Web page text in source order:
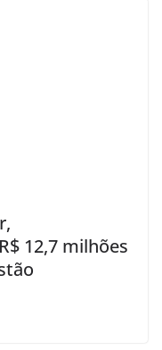
12,7 milhões